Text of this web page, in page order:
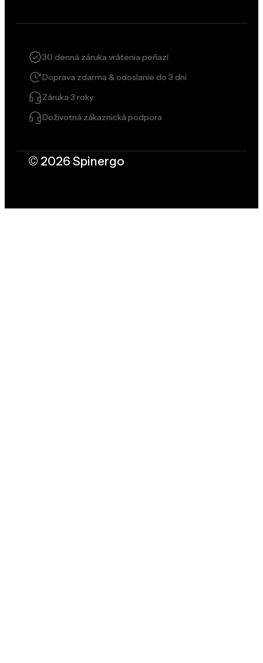
30 denná záruka vrátenia peňazí
Doprava zdarma & odoslanie do 3 dní
Záruka 3 roky
Doživotná zákaznická podpora
© 2026 Spinergo